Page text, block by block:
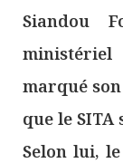
Siandou
ministériel
marqué
que le
Selon lui,